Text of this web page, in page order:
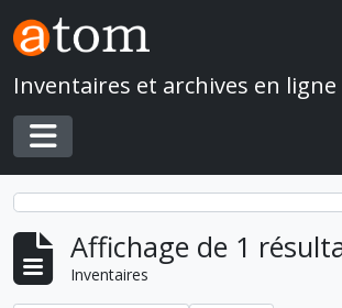
Skip to main content
Inventaires et archives en ligne
Toggle navigation
Affichage de 1
Inventaires